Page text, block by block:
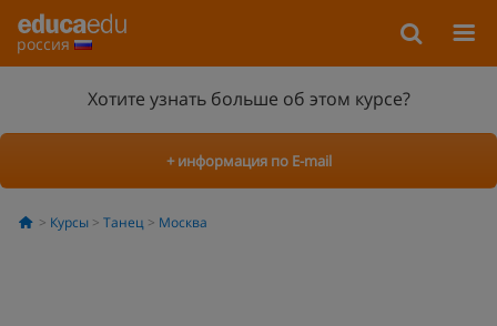
россия
Хотите узнать больше об этом курсе?
+ информация по E-mail
Курсы Танец Москва